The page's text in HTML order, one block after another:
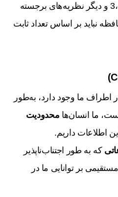
نزدیک‌تر است،3 و دیگر نظریه‌های برجسته
نباید بر اساس تعداد ثابت
ما وجود دارد، به‌طور
ما انسان‌ها محدودیت
اطلاعات داریم.
که به طور اجتناب‌ناپذیر
بر توانایی ما در